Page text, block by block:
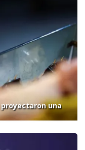
proyectaron una